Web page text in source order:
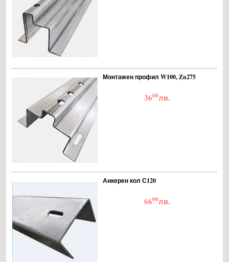
Монтажен профил W100, Zn275
3600лв.
Анкерен кол С120
6600лв.